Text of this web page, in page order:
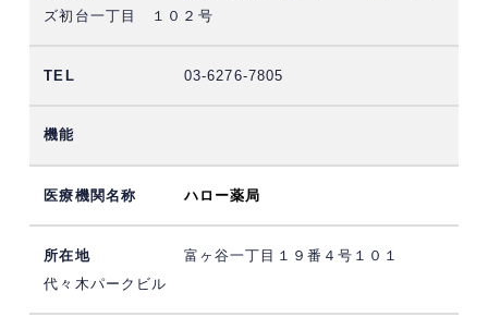
ズ初台一丁目 １０２号
03-6276-7805
ハロー薬局
富ヶ谷一丁目１９番４号１０１
代々木パークビル